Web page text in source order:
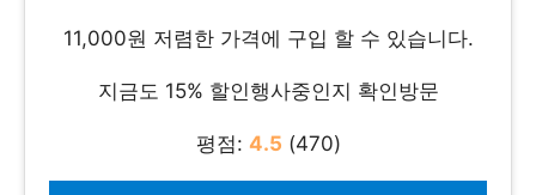
11,000원 저렴한 가격에 구입 할 수 있습니다.
지금도 15% 할인행사중인지 확인방문
평점: 4.5 (470)